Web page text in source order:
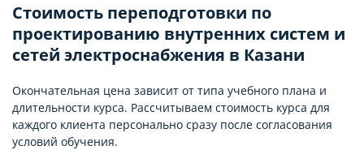
Стоимость переподготовки по
проектированию внутренних систем и
сетей электроснабжения в Казани
Окончательная цена зависит от типа учебного плана и
длительности курса. Рассчитываем стоимость курса для
каждого клиента персонально сразу после согласования
условий обучения.